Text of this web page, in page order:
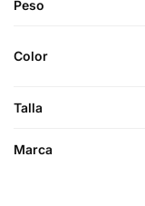
Peso
Color
Talla
Marca